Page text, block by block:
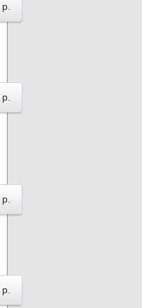
р.
р.
р.
р.